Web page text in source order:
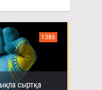
1386
сыртқа